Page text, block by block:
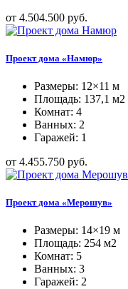
от 4.504.500 руб.
Проект дома «Намюр»
Размеры: 12×11 м
Площадь: 137,1 м2
Комнат: 4
Ванных: 2
Гаражей: 1
от 4.455.750 руб.
Проект дома «Мерошув»
Размеры: 14×19 м
Площадь: 254 м2
Комнат: 5
Ванных: 3
Гаражей: 2